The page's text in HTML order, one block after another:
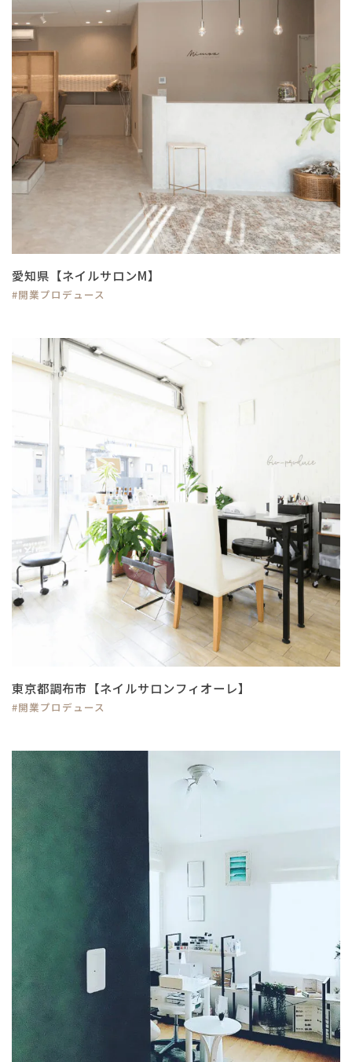
愛知県【ネイルサロンM】
#開業プロデュース
東京都調布市【ネイルサロンフィオーレ】
#開業プロデュース